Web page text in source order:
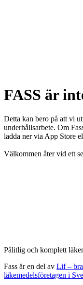
FASS är
Detta kan bero på att vi
underhållsarbete. Om
ladda ner via App Store
Välkommen åter vid ett
Pålitlig och komplett
Fass är en del av Lif –
läkemedelsföretagen i